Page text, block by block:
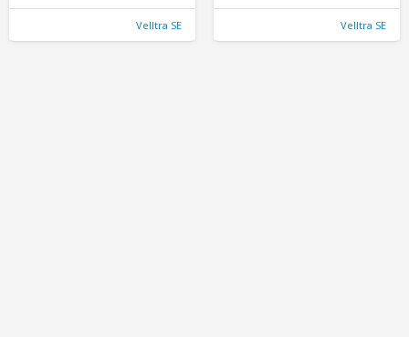
Velltra SE Velltra SE